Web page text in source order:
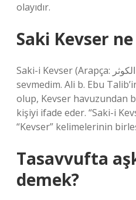
olayıdır.
Saki Kevser
Saki-i Kevser (Arapça: ساقي الكوثر); Seni hiç
sevmedim. Ali b. Ebu
olup, Kevser havuzundan
kişiyi ifade eder. “Saki-i
“Kevser” kelimelerinin
Tasavvufta
demek?